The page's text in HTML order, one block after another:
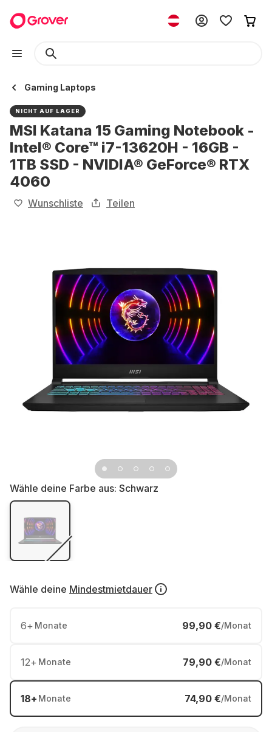
Gaming Laptops
NICHT AUF LAGER
MSI Katana 15 Gaming Notebook -
Intel® Core™ i7-13620H - 16GB -
1TB SSD - NVIDIA® GeForce® RTX
4060
Wunschliste Teilen
Wähle deine Farbe aus: Schwarz
Wähle deine Mindestmietdauer
6+ Monate 99,90 €/Monat
12+ Monate 79,90 €/Monat
18+ Monate 74,90 €/Monat